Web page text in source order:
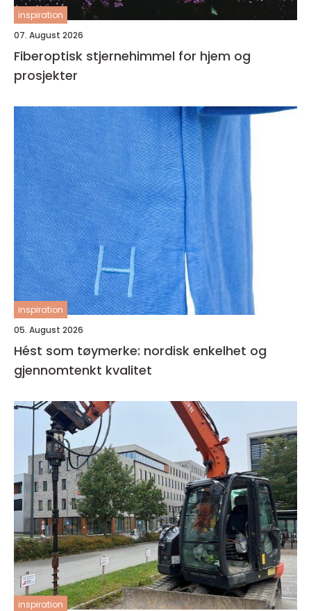
inspiration
07. August 2026
Fiberoptisk stjernehimmel for hjem og
prosjekter
inspiration
05. August 2026
Hést som tøymerke: nordisk enkelhet og
gjennomtenkt kvalitet
inspiration